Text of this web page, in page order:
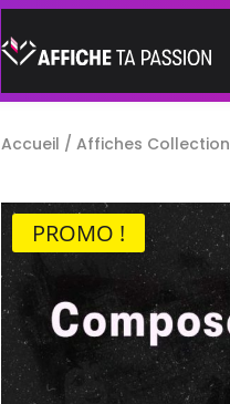
Accueil /Affiches Collection
PROMO !